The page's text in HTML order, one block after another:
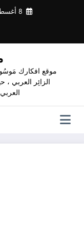
8 أغسطس، 2026
موقع افكارك
الزائِر العربي